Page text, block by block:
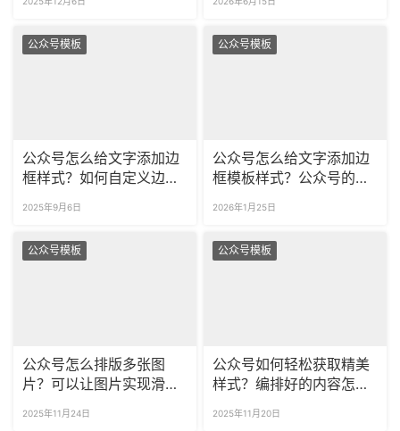
格？
公众号模板
公众号怎么给文字添加边
框样式？如何自定义边框
2025年9月6日
公众号模板
公众号怎么给文字添加边
框模板样式？公众号的边
2026年1月25日
公众号模板
公众号怎么排版多张图
片？可以让图片实现滑动
2025年11月24日
公众号模板
公众号如何轻松获取精美
样式？编排好的内容怎样
2025年11月20日